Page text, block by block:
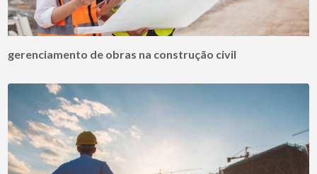
gerenciamento de obras na construção civil